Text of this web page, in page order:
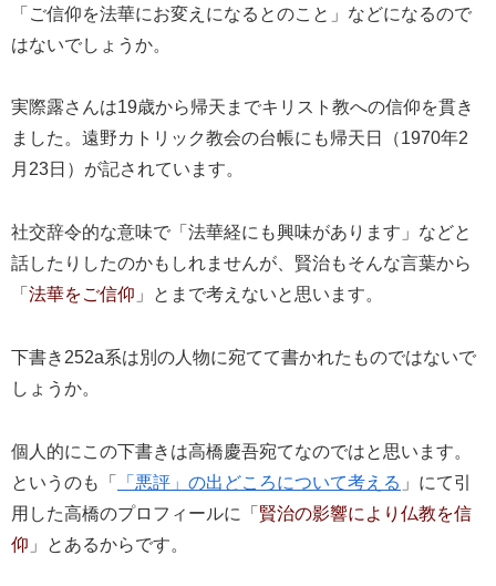
「ご信仰を法華にお変えになるとのこと」などになるので
はないでしょうか。
実際露さんは19歳から帰天までキリスト教への信仰を貫き
ました。遠野カトリック教会の台帳にも帰天日（1970年2
月23日）が記されています。
社交辞令的な意味で「法華経にも興味があります」などと
話したりしたのかもしれませんが、賢治もそんな言葉から
「 法華をご信仰 」とまで考えないと思います。
下書き252a系は別の人物に宛てて書かれたものではないで
しょうか。
個人的にこの下書きは高橋慶吾宛てなのではと思います。
というのも「
「悪評」の出どころについて考える 」にて引
用した高橋のプロフィールに「 賢治の影響により仏教を信
仰 」とあるからです。